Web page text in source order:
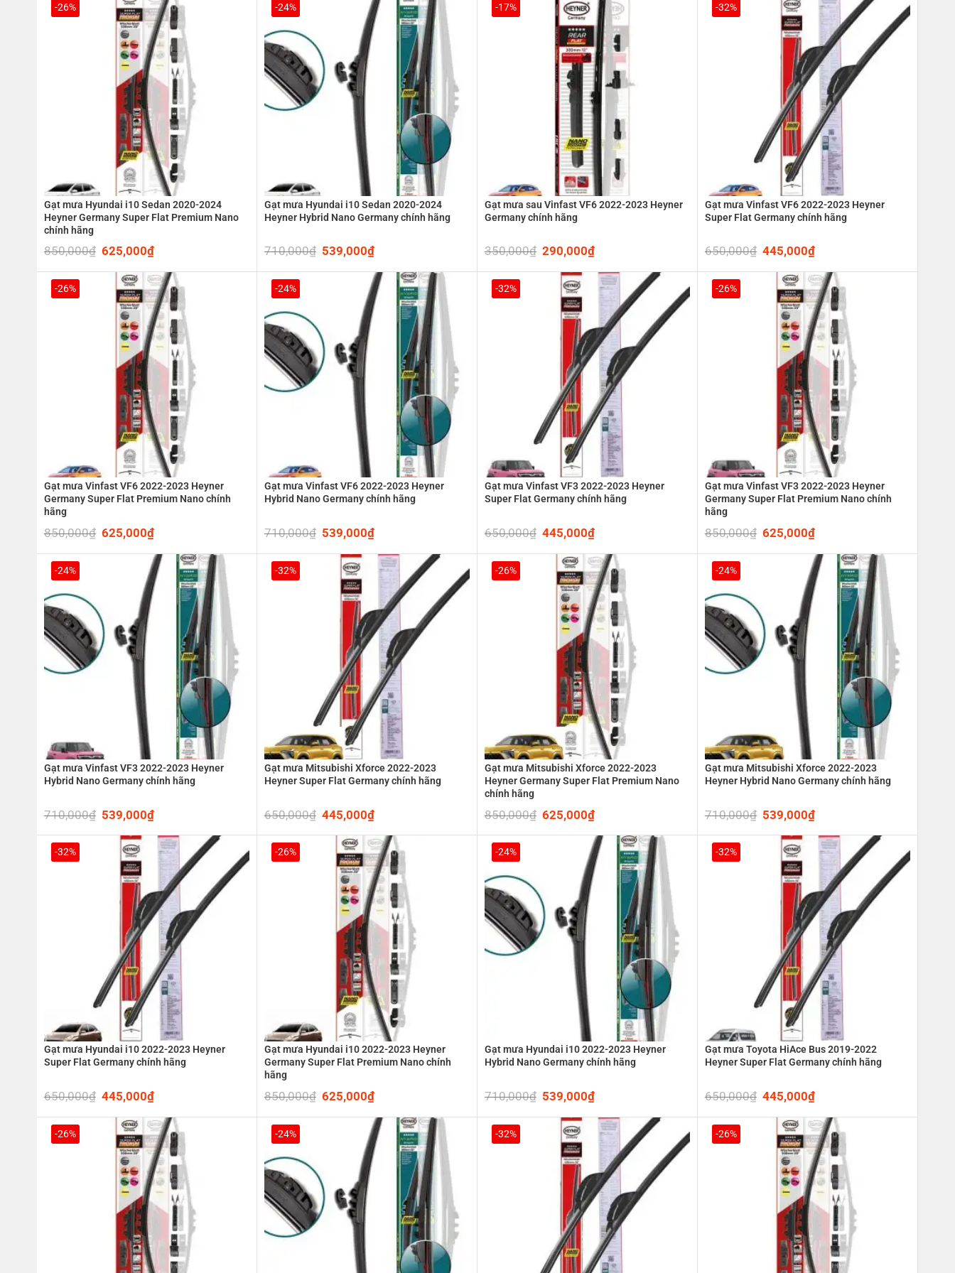
650,000₫.445,000₫.
850,000₫.625,000₫.
710,000₫. 539,000₫.
650,000₫.
445,000₫.
-26%
Gạt mưa Hyundai i10 Sedan 2020-2024
Heyner Germany Super Flat Premium Nano
chính hãng
850,000₫ Original
was:
850,000₫.
625,000₫Current
is:
625,000₫.
-24%
Gạt mưa Hyundai i10 Sedan 2020-2024
Heyner Hybrid Nano Germany chính hãng
710,000₫ Original
was:
710,000₫.
539,000₫Current
is:
539,000₫.
-17%
Gạt mưa sau Vinfast VF6 2022-2023 Heyner
Germany chính hãng
350,000₫ Original
was:
350,000₫.
290,000₫Current
is:
290,000₫.
-32%
Gạt mưa Vinfast VF6 2022-2023 Heyner
Super Flat Germany chính hãng
650,000₫ Original
was:
650,000₫.
445,000₫Current
is:
445,000₫.
-26%
Gạt mưa Vinfast VF6 2022-2023 Heyner
Germany Super Flat Premium Nano chính
hãng
850,000₫ Original
was:
850,000₫.
625,000₫Current
is:
625,000₫.
-24%
Gạt mưa Vinfast VF6 2022-2023 Heyner
Hybrid Nano Germany chính hãng
710,000₫ Original
was:
710,000₫.
539,000₫Current
is:
539,000₫.
-32%
Gạt mưa Vinfast VF3 2022-2023 Heyner
Super Flat Germany chính hãng
650,000₫ Original
was:
650,000₫.
445,000₫Current
is:
445,000₫.
-26%
Gạt mưa Vinfast VF3 2022-2023 Heyner
Germany Super Flat Premium Nano chính
hãng
850,000₫ Original
was:
850,000₫.
625,000₫Current
is:
625,000₫.
-24%
Gạt mưa Vinfast VF3 2022-2023 Heyner
Hybrid Nano Germany chính hãng
710,000₫ Original
was:
710,000₫.
539,000₫Current
is:
539,000₫.
-32%
Gạt mưa Mitsubishi Xforce 2022-2023
Heyner Super Flat Germany chính hãng
650,000₫ Original
was:
650,000₫.
445,000₫Current
is:
445,000₫.
-26%
Gạt mưa Mitsubishi Xforce 2022-2023
Heyner Germany Super Flat Premium Nano
chính hãng
850,000₫ Original
was:
850,000₫.
625,000₫Current
is:
625,000₫.
-24%
Gạt mưa Mitsubishi Xforce 2022-2023
Heyner Hybrid Nano Germany chính hãng
710,000₫ Original
was:
710,000₫.
539,000₫Current
is:
539,000₫.
-32%
Gạt mưa Hyundai i10 2022-2023 Heyner
Super Flat Germany chính hãng
650,000₫ Original
was:
650,000₫.
445,000₫Current
is:
445,000₫.
-26%
Gạt mưa Hyundai i10 2022-2023 Heyner
Germany Super Flat Premium Nano chính
hãng
850,000₫ Original
was:
850,000₫.
625,000₫Current
is:
625,000₫.
-24%
Gạt mưa Hyundai i10 2022-2023 Heyner
Hybrid Nano Germany chính hãng
710,000₫ Original
was:
710,000₫.
539,000₫Current
is:
539,000₫.
-32%
Gạt mưa Toyota HiAce Bus 2019-2022
Heyner Super Flat Germany chính hãng
650,000₫ Original
was:
650,000₫.
445,000₫Current
is:
445,000₫.
-26% -24% -32% -26%